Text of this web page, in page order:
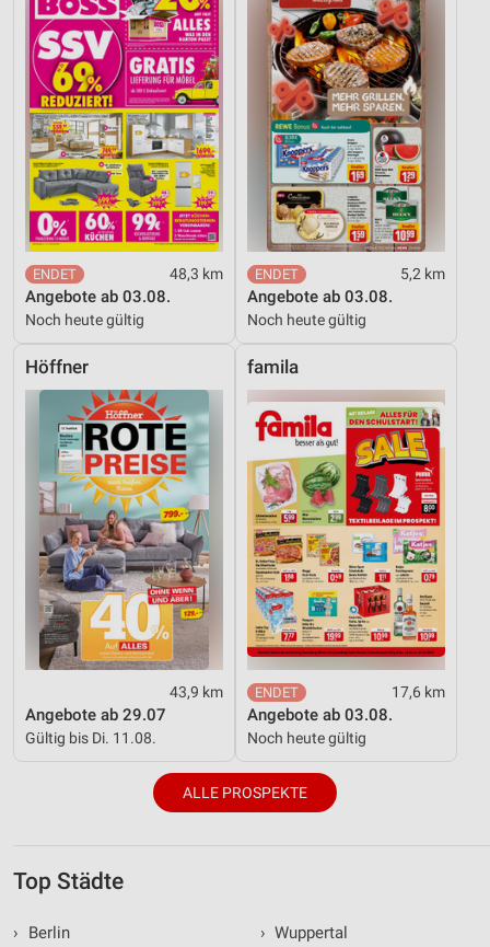
48,3 km
Angebote ab 03.08.
Noch heute gültig
5,2 km
Angebote ab 03.08.
Noch heute gültig
Höffner
43,9 km
Angebote ab 29.07
Gültig bis Di. 11.08.
famila
17,6 km
Angebote ab 03.08.
Noch heute gültig
ALLE PROSPEKTE
Top Städte
›
Berlin
› Wuppertal